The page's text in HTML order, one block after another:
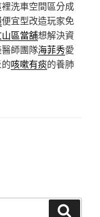
洗車空間區分成
便宜型改造玩家免
區當舖想解決資
師團隊海菲秀愛
咳嗽有痰的養肺